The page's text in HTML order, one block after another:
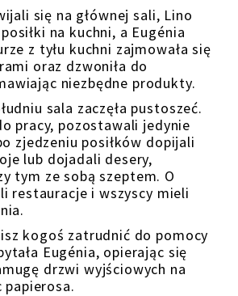
się na głównej sali, Lino
na kuchni, a Eugénia
z tyłu kuchni zajmowała się
oraz dzwoniła do
niezbędne produkty.
sala zaczęła pustoszeć.
pracy, pozostawali jedynie
zjedzeniu posiłków dopijali
lub dojadali desery,
tym ze sobą szeptem. O
restauracje i wszyscy mieli
kogoś zatrudnić do pomocy
Eugénia, opierając się
drzwi wyjściowych na
papierosa.